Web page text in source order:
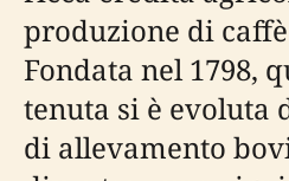
produzione di
Fondata nel 1798,
tenuta si è evoluta
di allevamento